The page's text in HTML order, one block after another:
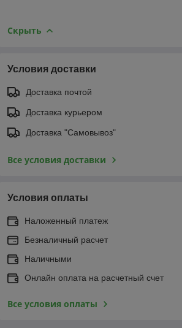
Скрыть
Условия доставки
Доставка почтой
Доставка курьером
Доставка "Самовывоз"
Все условия доставки
Условия оплаты
Наложенный платеж
Безналичный расчет
Наличными
Онлайн оплата на расчетный счет
Все условия оплаты